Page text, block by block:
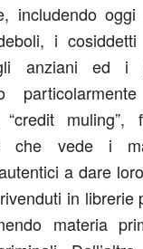
includendo
i cosiddetti
anziani ed i
muling”,
che vede i
a dare
in librerie
materia